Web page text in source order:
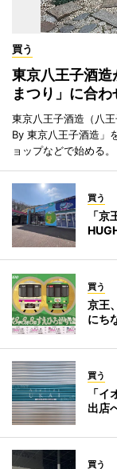
買う
東京八王子酒
まつり」に合わ
東京八王子酒造（八
By 東京八王子酒造」
ョップなどで始める。
買う
「
買う
京王
にち
買う
「
出店
買う